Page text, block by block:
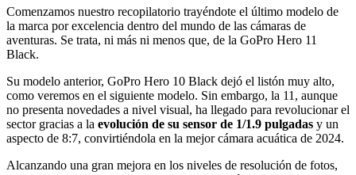
Comenzamos nuestro recopilatorio trayéndote el último modelo de
la marca por excelencia dentro del mundo de las cámaras de
aventuras. Se trata, ni más ni menos que, de la GoPro Hero 11
Black.
Su modelo anterior, GoPro Hero 10 Black dejó el listón muy alto,
como veremos en el siguiente modelo. Sin embargo, la 11, aunque
no presenta novedades a nivel visual, ha llegado para revolucionar el
sector gracias a la evolución de su sensor de 1/1.9 pulgadas y un
aspecto de 8:7, convirtiéndola en la mejor cámara acuática de 2024.
Alcanzando una gran mejora en los niveles de resolución de fotos,